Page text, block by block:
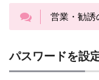
営業・勧誘
パスワードを設